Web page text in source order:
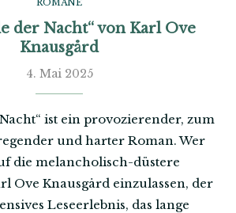
ROMANE
der Nacht“ von Karl Ove
Knausgård
4. Mai 2025
ist ein provozierender, zum
und harter Roman. Wer
die melancholisch-düstere
Ove Knausgård einzulassen, der
Leseerlebnis, das lange